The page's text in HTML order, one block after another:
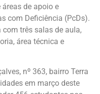
de apoio e
com Deficiência (PcDs).
com três salas de aula,
área técnica e
nº 363, bairro Terra
em março deste